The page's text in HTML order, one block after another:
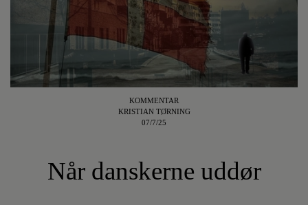
KOMMENTAR
KRISTIAN TØRNING
07/7/25
Når danskerne uddør